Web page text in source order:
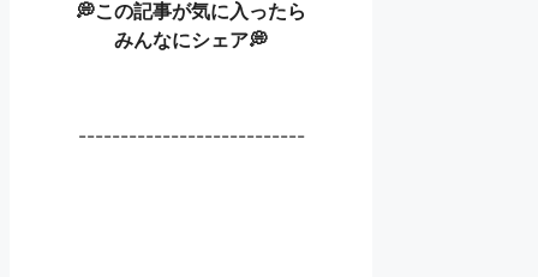
💭この記事が気に入ったら
みんなにシェア💭
---------------------------